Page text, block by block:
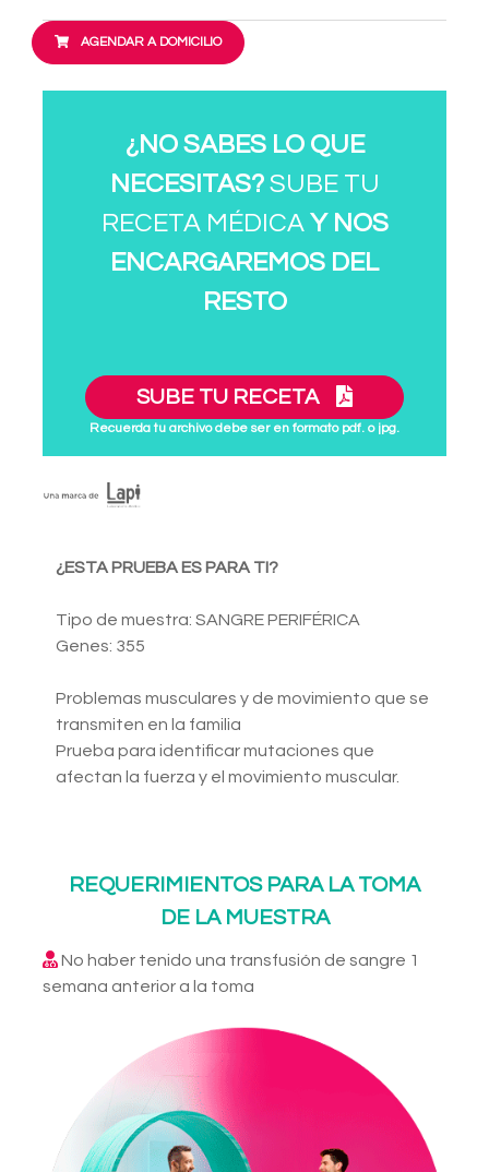
AGENDAR A DOMICILIO
¿NO SABES LO QUE
NECESITAS?SUBE TU
RECETA MÉDICA Y NOS
ENCARGAREMOS DEL
RESTO
SUBE TU RECETA
Recuerda tu archivo debe ser en formato pdf. o jpg.
¿ESTA PRUEBA ES PARA TI?
Tipo de muestra: SANGRE PERIFÉRICA
Genes: 355
Problemas musculares y de movimiento que se
transmiten en la familia
Prueba para identificar mutaciones que
afectan la fuerza y el movimiento muscular.
REQUERIMIENTOS PARA LA TOMA
DE LA MUESTRA
No haber tenido una transfusión de sangre 1
semana anterior a la toma